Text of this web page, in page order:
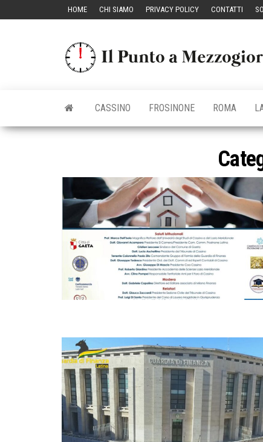
HOME CHI SIAMO PRIVACY POLICY CONTATTI
CASSINO FROSINONE ROMA